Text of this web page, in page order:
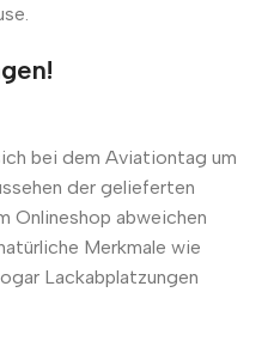
bei dem Aviationtag um
der gelieferten
Onlineshop abweichen
Merkmale wie
Lackabplatzungen